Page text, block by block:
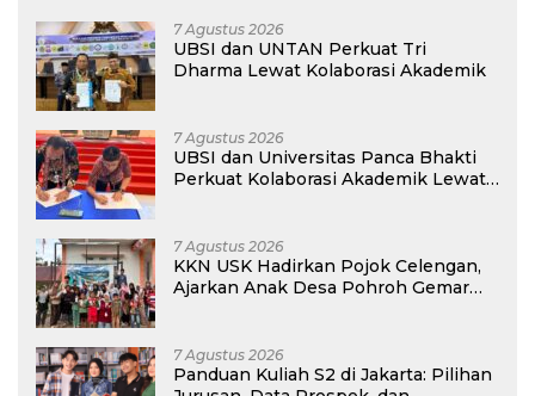
7 Agustus 2026
UBSI dan UNTAN Perkuat Tri
Dharma Lewat Kolaborasi Akademik
7 Agustus 2026
UBSI dan Universitas Panca Bhakti
Perkuat Kolaborasi Akademik Lewat
7 Agustus 2026
KKN USK Hadirkan Pojok Celengan,
Ajarkan Anak Desa Pohroh Gemar
7 Agustus 2026
Panduan Kuliah S2 di Jakarta: Pilihan